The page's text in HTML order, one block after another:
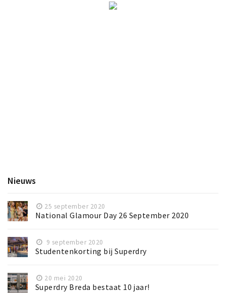
Nieuws
25 september 2020
National Glamour Day 26 September 2020
9 september 2020
Studentenkorting bij Superdry
20 mei 2020
Superdry Breda bestaat 10 jaar!